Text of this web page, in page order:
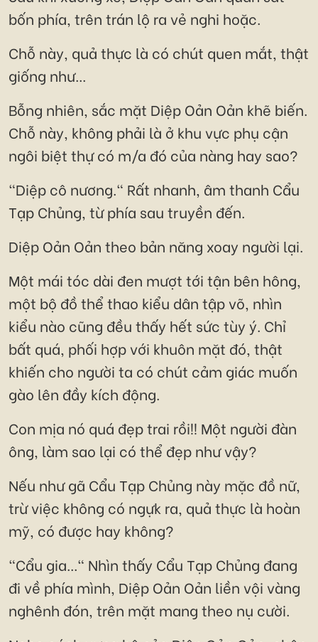
bốn phía, trên trán lộ ra vẻ nghi hoặc.
Chỗ này, quả thực là có chút quen mắt, thật
giống như...
Bỗng nhiên, sắc mặt Diệp Oản Oản khẽ biến.
Chỗ này, không phải là ở khu vực phụ cận
ngôi biệt thự có m/a đó của nàng hay sao?
"Diệp cô nương." Rất nhanh, âm thanh Cẩu
Tạp Chủng, từ phía sau truyền đến.
Diệp Oản Oản theo bản năng xoay người lại.
Một mái tóc dài đen mượt tới tận bên hông,
một bộ đồ thể thao kiểu dân tập võ, nhìn
kiểu nào cũng đều thấy hết sức tùy ý. Chỉ
bất quá, phối hợp với khuôn mặt đó, thật
khiến cho người ta có chút cảm giác muốn
gào lên đầy kích động.
Con mịa nó quá đẹp trai rồi!! Một người đàn
ông, làm sao lại có thể đẹp như vậy?
Nếu như gã Cẩu Tạp Chủng này mặc đồ nữ,
trừ việc không có ngựk ra, quả thực là hoàn
mỹ, có được hay không?
"Cẩu gia..." Nhìn thấy Cẩu Tạp Chủng đang
đi về phía mình, Diệp Oản Oản liền vội vàng
nghênh đón, trên mặt mang theo nụ cười.